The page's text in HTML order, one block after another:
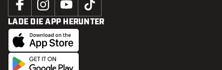
LADE DIE APP HERUNTER